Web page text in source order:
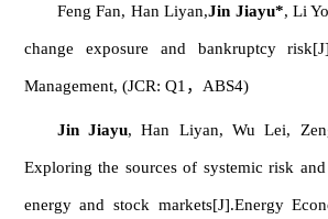
Feng Fan, Han Liyan,Jin Jiayu*, Li
change exposure and bankruptcy
Management, (JCR: Q1，ABS4)
Jin Jiayu, Han Liyan, Wu Lei,
Exploring the sources of systemic risk
energy and stock markets[J].Energy